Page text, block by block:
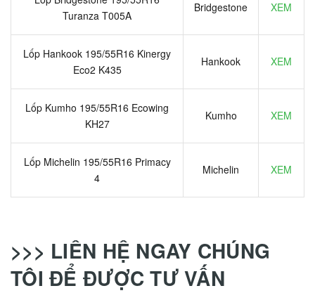
Turanza T005A
Bridgestone XEM
Lốp Hankook 195/55R16 Kinergy
Eco2 K435
Hankook XEM
Lốp Kumho 195/55R16 Ecowing
KH27
Kumho XEM
Lốp Michelin 195/55R16 Primacy
4
Michelin XEM
>>> LIÊN HỆ NGAY CHÚNG
TÔI ĐỂ ĐƯỢC TƯ VẤN